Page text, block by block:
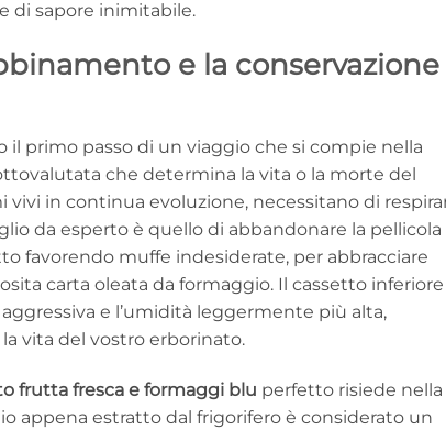
di sapore inimitabile.
e la conservazione
il primo passo di un viaggio che si compie nella
che determina la vita o la morte del
in continua evoluzione, necessitano di
da esperto è quello di abbandonare la pellicola
favorendo muffe indesiderate, per abbracciare
carta oleata da formaggio. Il cassetto inferiore
e l’umidità leggermente più alta,
vita del vostro erborinato.
frutta fresca e formaggi blu perfetto risiede nella
appena estratto dal frigorifero è considerato un